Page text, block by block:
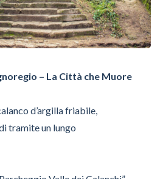
– La Città che Muore
d’argilla friabile,
tramite un lungo